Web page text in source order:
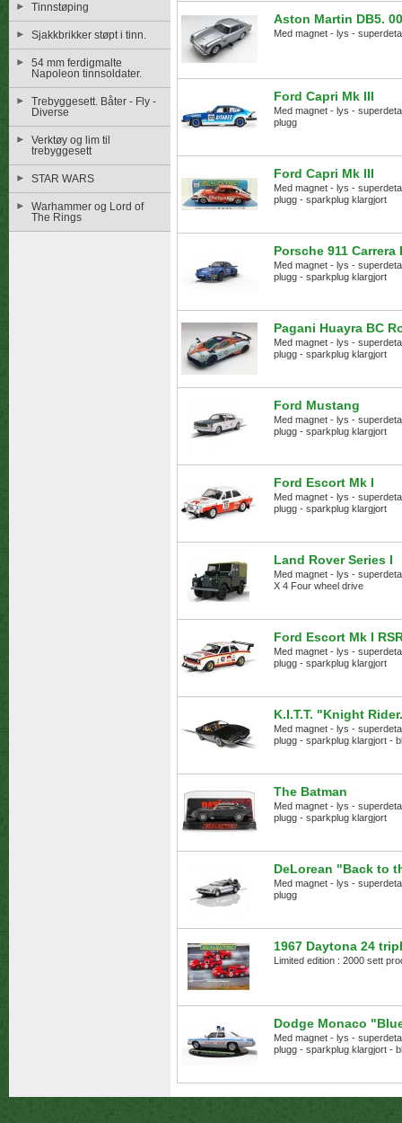
Tinnstøping
Sjakkbrikker støpt i tinn.
54 mm ferdigmalte
Napoleon tinnsoldater.
Trebyggesett. Båter - Fly -
Diverse
Verktøy og lim til
trebyggesett
STAR WARS
Warhammer og Lord of
The Rings
Aston Martin DB5.
Med magnet - lys -
Ford Capri Mk III
Med magnet - lys -
plugg
Ford Capri Mk III
Med magnet - lys -
plugg - sparkplug klargjort
Porsche 911 Carrera
Med magnet - lys -
plugg - sparkplug klargjort
Pagani Huayra BC
Med magnet - lys -
plugg - sparkplug klargjort
Ford Mustang
Med magnet - lys -
plugg - sparkplug klargjort
Ford Escort Mk I
Med magnet - lys -
plugg - sparkplug klargjort
Land Rover Series I
Med magnet - lys -
X 4 Four wheel drive
Ford Escort Mk I
Med magnet - lys -
plugg - sparkplug klargjort
K.I.T.T. "Knight
Med magnet - lys -
plugg - sparkplug klargjort -
The Batman
Med magnet - lys -
plugg - sparkplug klargjort
DeLorean "Back to
Med magnet - lys -
plugg
1967 Daytona 24
Limited edition : 2000 sett
Dodge Monaco
Med magnet - lys -
plugg - sparkplug klargjort -